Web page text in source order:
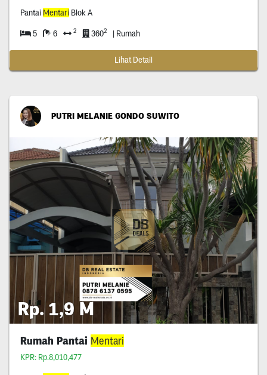
Pantai MentariBlok A
5 6 2 3602 | Rumah
Lihat Detail
PUTRI MELANIE GONDO SUWITO
Rp. 1,9 M
Rumah Pantai Mentari
KPR: Rp.8,010,477